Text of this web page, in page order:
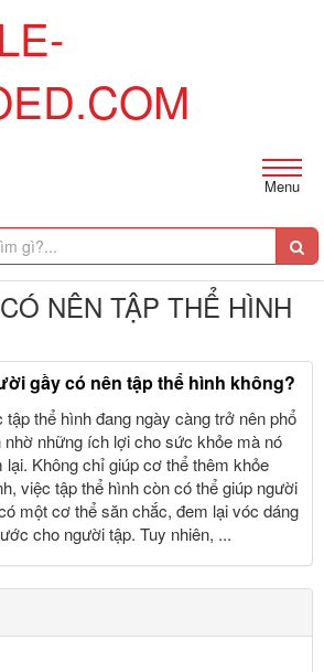
Menu
NÊN TẬP THỂ HÌNH
gầy có nên tập thể hình không?
tập thể hình đang ngày càng trở nên phổ
nhờ những ích lợi cho sức khỏe mà nó
lại. Không chỉ giúp cơ thể thêm khỏe
việc tập thể hình còn có thể giúp người
một cơ thể săn chắc, đem lại vóc dáng
cho người tập. Tuy nhiên, ...